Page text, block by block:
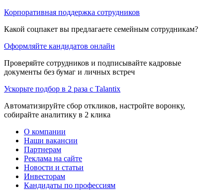
Корпоративная поддержка сотрудников
Какой соцпакет вы предлагаете семейным сотрудникам?
Оформляйте кандидатов онлайн
Проверяйте сотрудников и подписывайте кадровые
документы без бумаг и личных встреч
Ускорьте подбор в 2 раза с Talantix
Автоматизируйте сбор откликов, настройте воронку,
собирайте аналитику в 2 клика
О компании
Наши вакансии
Партнерам
Реклама на сайте
Новости и статьи
Инвесторам
Кандидаты по профессиям